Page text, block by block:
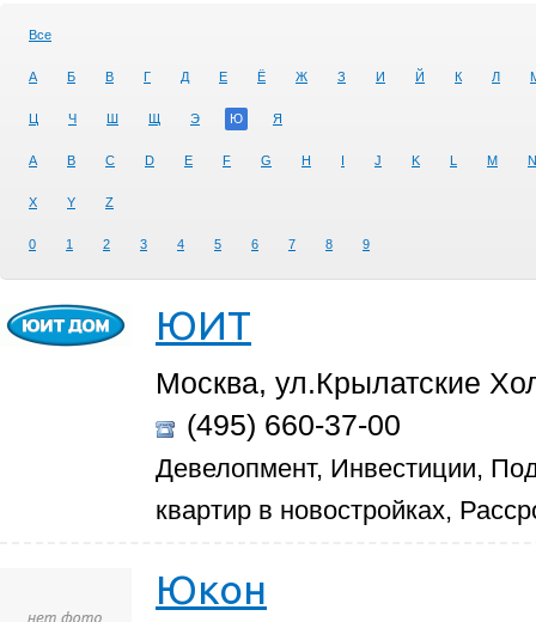
Все
А Б В Г Д Е Ё Ж З И Й К Л
Ц Ч Ш Щ Э Ю Я
A B C D E F G H I J K L M N
X Y Z
0 1 2 3 4 5 6 7 8 9
ЮИТ
Москва, ул.Крылатские
(495) 660-37-00
Девелопмент, Инвестиции,
квартир в новостройках,
Юкон